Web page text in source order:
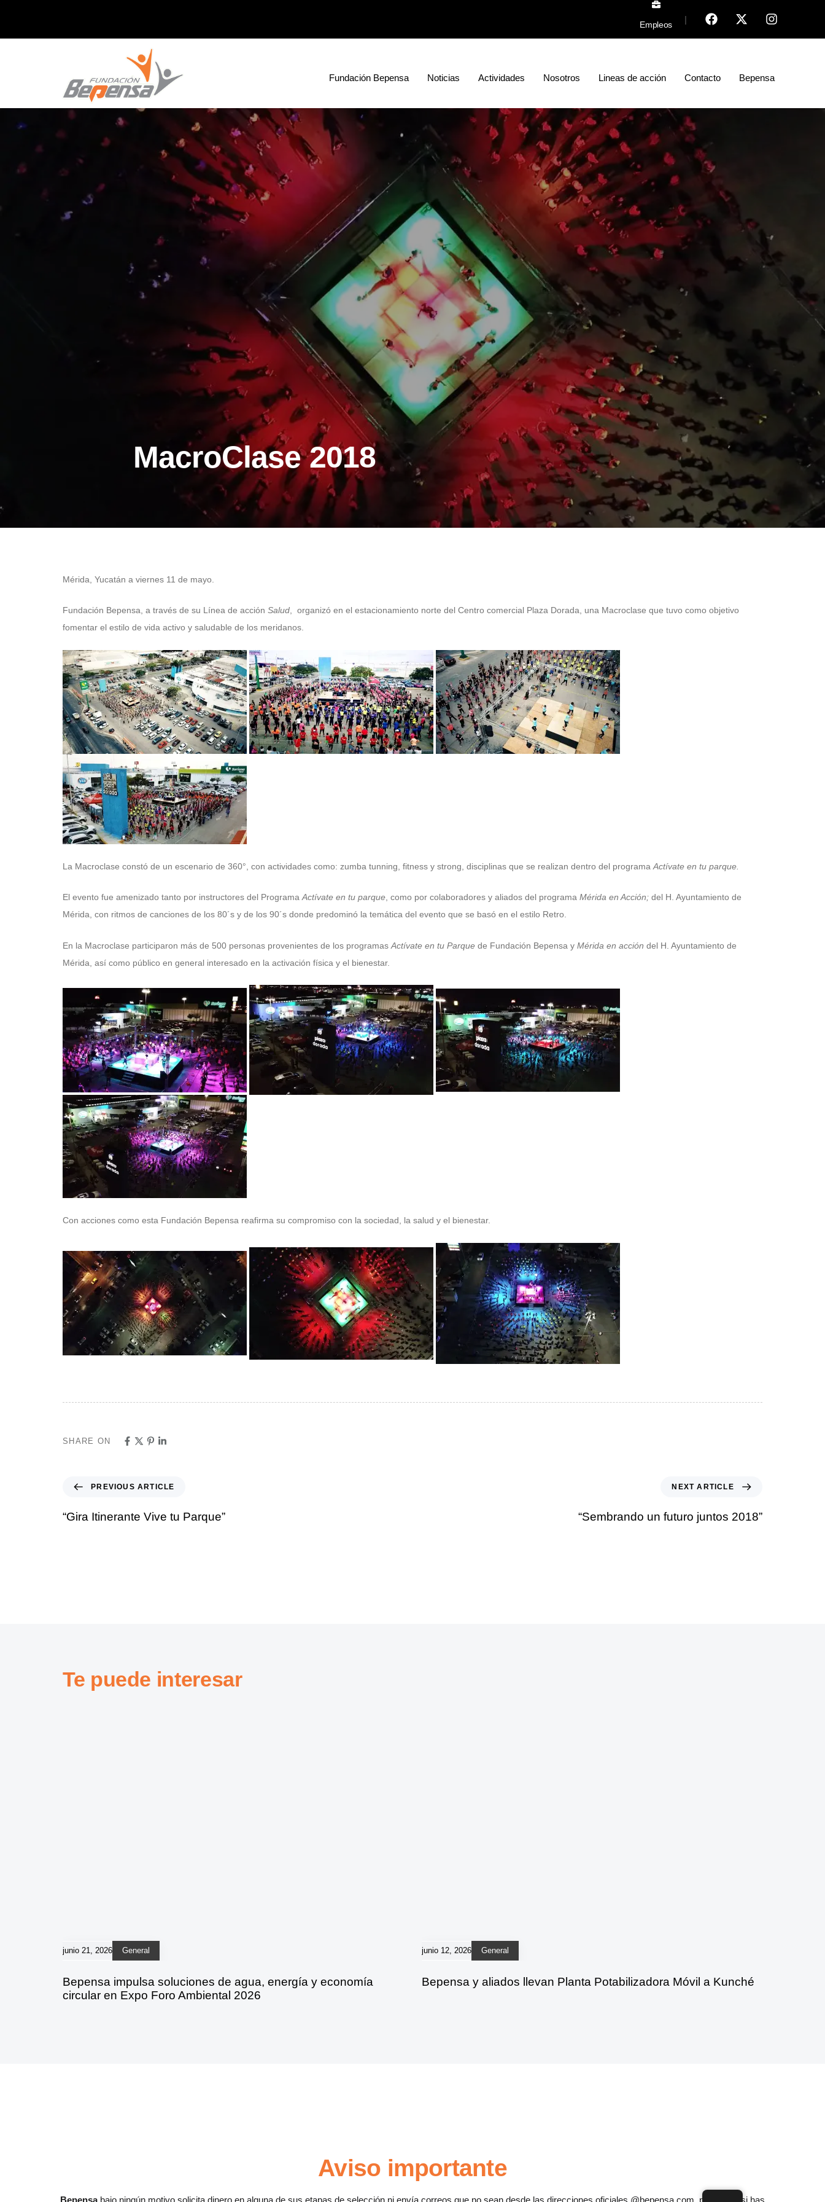
Empleos |
Fundación Bepensa Noticias Actividades Nosotros Lineas de acción Contacto Bepensa
MacroClase 2018
Mérida, Yucatán a viernes 11 de mayo.
Fundación Bepensa, a través de su Línea de acción Salud , organizó en el estacionamiento norte del Centro comercial Plaza Dorada, una Macroclase que tuvo como objetivo
fomentar el estilo de vida activo y saludable de los meridanos.
La Macroclase constó de un escenario de 360°, con actividades como: zumba tunning, fitness y strong, disciplinas que se realizan dentro del programa Actívate en tu parque.
El evento fue amenizado tanto por instructores del ProgramaActívate en tu parque, como por colaboradores y aliados del programa Mérida en Acción; del H. Ayuntamiento de
Mérida, con ritmos de canciones de los 80´s y de los 90´s donde predominó la temática del evento que se basó en el estilo Retro.
En la Macroclase participaron más de 500 personas provenientes de los programas Actívate en tu Parque de Fundación Bepensa y Mérida en acción del H. Ayuntamiento de
Mérida, así como público en general interesado en la activación física y el bienestar.
Con acciones como esta Fundación Bepensa reafirma su compromiso con la sociedad, la salud y el bienestar.
SHARE ON
PREVIOUS ARTICLE
“Gira Itinerante Vive tu Parque”
NEXT ARTICLE
“Sembrando un futuro juntos 2018”
Te puede interesar
junio 21, 2026 General
Bepensa impulsa soluciones de agua, energía y economía
circular en Expo Foro Ambiental 2026
junio 12, 2026 General
Bepensa y aliados llevan Planta Potabilizadora Móvil a Kunché
Aviso importante
Bepensa bajo ningún motivo solicita dinero en alguna de sus etapas de selección ni envía correos que no sean desde las direcciones oficiales @bepensa.com, por lo que si has